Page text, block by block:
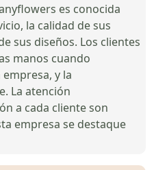
es conocida
la calidad de sus
sus diseños. Los clientes
manos cuando
y la
La atención
a cada cliente son
empresa se destaque